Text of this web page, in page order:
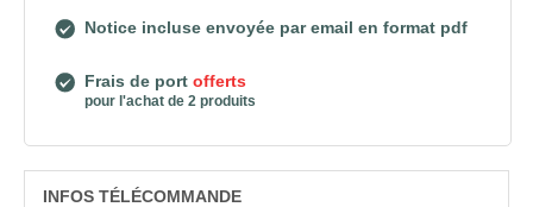
Notice incluse envoyée par email en format pdf
Frais de port offerts
pour l'achat de 2 produits
INFOS TÉLÉCOMMANDE